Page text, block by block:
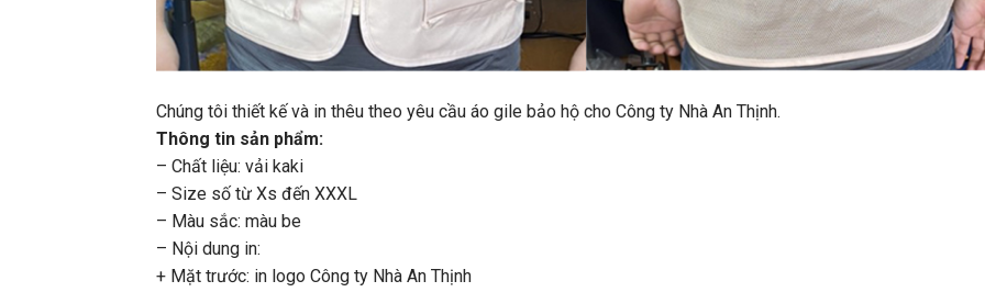
Chúng tôi thiết kế và in thêu theo yêu cầu áo gile bảo hộ cho Công ty Nhà An Thịnh.
Thông tin sản phẩm:
– Chất liệu: vải kaki
– Size số từ Xs đến XXXL
– Màu sắc: màu be
– Nội dung in:
+ Mặt trước: in logo Công ty Nhà An Thịnh